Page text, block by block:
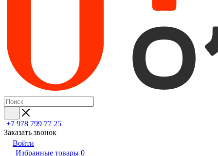
+7 978 799 77 25
Заказать звонок
Войти
Избранные товары 0